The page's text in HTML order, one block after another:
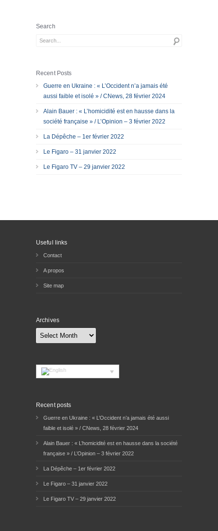
Search
Recent Posts
Guerre en Ukraine : « L’Occident n’a jamais été
aussi faible et isolé » / CNews, 28 février 2024
Alain Bauer : « L’homicidité est en hausse dans la
société française » / L’Opinion – 3 février 2022
La Dépêche – 1er février 2022
Le Figaro – 31 janvier 2022
Le Figaro TV – 29 janvier 2022
Useful links
Contact
A propos
Site map
Archives
Archives
Recent posts
Guerre en Ukraine : « L’Occident n’a jamais été aussi
faible et isolé » / CNews, 28 février 2024
Alain Bauer : « L’homicidité est en hausse dans la société
française » / L’Opinion – 3 février 2022
La Dépêche – 1er février 2022
Le Figaro – 31 janvier 2022
Le Figaro TV – 29 janvier 2022